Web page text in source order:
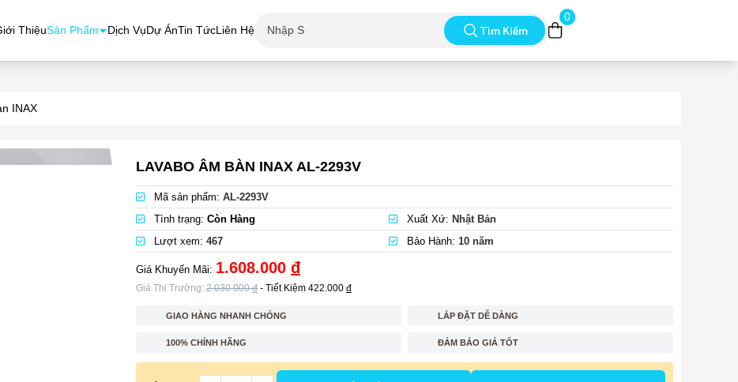
ThiệuSản Phẩm Dịch VụDự ÁnTin TứcLiên Hệ Tìm Kiếm
0
INAX
LAVABO ÂM BÀN INAX AL-2293V
Mã sản phẩm: AL-2293V
Tình trạng: Còn Hàng Xuất Xứ: Nhật Bản
Lượt xem: 467 Bảo Hành: 10 năm
Giá Khuyến Mãi: 1.608.000 đ
Giá Thị Trường: 2.030.000đ - Tiết Kiệm 422.000 đ
GIAO HÀNG NHANH CHÓNG LẮP ĐẶT DỄ DÀNG
100% CHÍNH HÃNG ĐẢM BẢO GIÁ TỐT